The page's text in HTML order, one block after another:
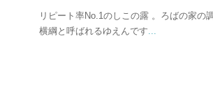
リピート率No.1のしこの露 。ろばの家の
横綱と呼ばれるゆえんです...